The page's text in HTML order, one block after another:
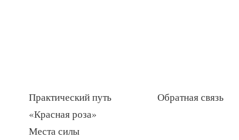
Практический путь
«Красная роза»
Места силы
Обратная связь